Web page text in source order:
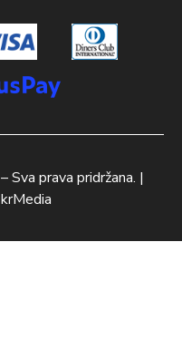
– Sva prava pridržana. |
krMedia